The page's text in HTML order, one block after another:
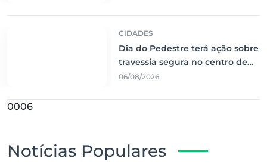
CIDADES
Dia do Pedestre terá ação sobre
travessia segura no centro de
Corumbá
06/08/2026
0006
Notícias Populares